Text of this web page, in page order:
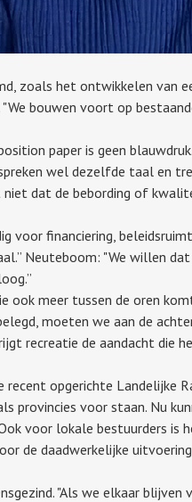
zoals het ontwikkelen van
bouwen voort op
paper is geen
wel dezelfde taal en
dat de bebording of
voor financiering,
Neuteboom: "We willen
meer tussen de oren
moeten we aan de
recreatie de aandacht die
opgerichte Landelijke
provincies voor staan. Nu
voor lokale bestuurders
de daadwerkelijke
"Als we elkaar